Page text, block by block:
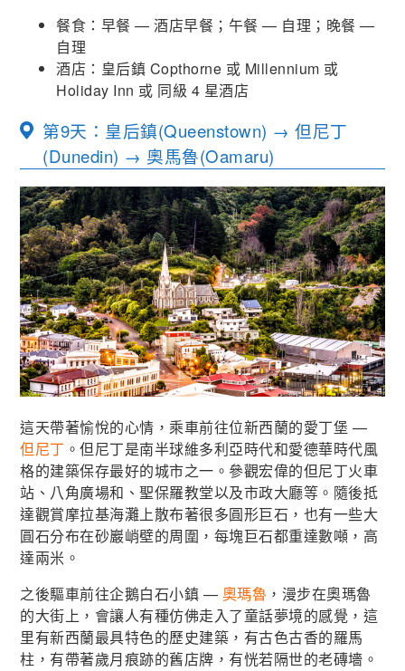
餐食：早餐 — 酒店早餐；午餐 — 自理；晚餐 —
自理
酒店：皇后鎮 Copthorne 或 Millennium 或
Holiday Inn 或 同級 4 星酒店
第9天：皇后鎮(Queenstown) → 但尼丁
(Dunedin) → 奧馬魯(Oamaru)
這天帶著愉悅的心情，乘車前往位新西蘭的愛丁堡 —
但尼丁 。但尼丁是南半球維多利亞時代和愛德華時代風
格的建築保存最好的城市之一。參觀宏偉的但尼丁火車
站、八角廣場和、聖保羅教堂以及市政大廳等。隨後抵
達觀賞摩拉基海灘上散布著很多圓形巨石，也有一些大
圓石分布在砂巖峭壁的周圍，每塊巨石都重達數噸，高
達兩米。
之後驅車前往企鵝白石小鎮 — 奧瑪魯 ，漫步在奧瑪魯
的大街上，會讓人有種仿佛走入了童話夢境的感覺，這
里有新西蘭最具特色的歷史建築，有古色古香的羅馬
柱，有帶著歲月痕跡的舊店牌，有恍若隔世的老磚墻。